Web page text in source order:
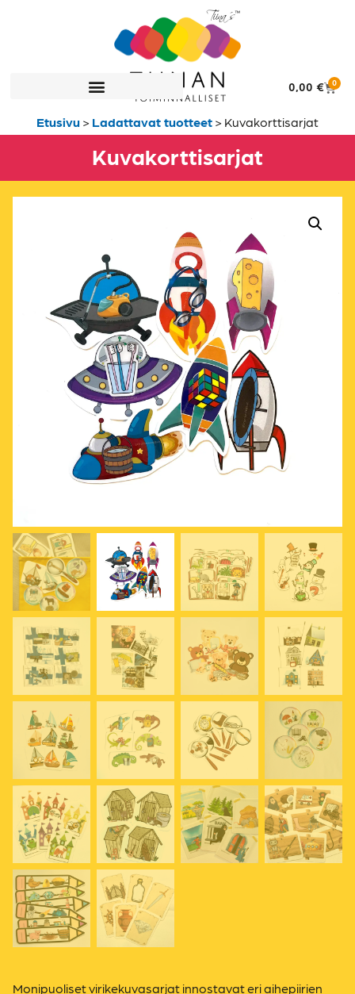
0,00 € 0
Etusivu > Ladattavat tuotteet > Kuvakorttisarjat
Kuvakorttisarjat
Monipuoliset virikekuvasarjat innostavat eri aihepiirien